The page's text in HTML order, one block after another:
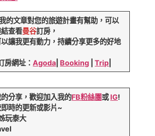
的文章對您的旅遊計畫有幫助，可以
查看曼谷訂房，
讓我更有動力，持續分享更多的好地
房網址：Agoda Booking |Trip
分享，歡迎加入我的FB粉絲團或IG!
時的更新或影片~
玩泰大